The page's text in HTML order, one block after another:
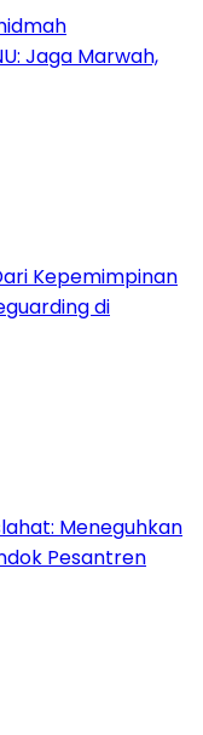
Jaga Marwah,
Kepemimpinan
di
Meneguhkan
Pesantren